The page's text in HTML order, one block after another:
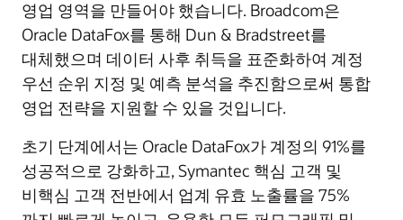
영업 영역을 만들어야 했습니다. Broadcom은
Oracle DataFox를 통해 Dun & Bradstreet를
대체했으며 데이터 사후 취득을 표준화하여 계정
우선 순위 지정 및 예측 분석을 추진함으로써 통합
영업 전략을 지원할 수 있을 것입니다.
초기 단계에서는 Oracle DataFox가 계정의 91%를
성공적으로 강화하고, Symantec 핵심 고객 및
비핵심 고객 전반에서 업계 유효 노출률을 75%